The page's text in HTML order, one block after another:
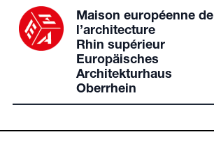
Maison européenne de
l’architecture
Rhin supérieur
Europäisches
Architekturhaus
Oberrhein